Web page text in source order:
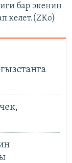
бар экенин
келет.(ZKo)